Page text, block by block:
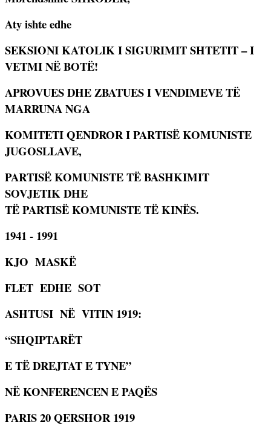
Aty ishte edhe
SEKSIONI KATOLIK I SIGURIMIT SHTETIT – I
VETMI NË BOTË!
APROVUES DHE ZBATUES I VENDIMEVE TË
MARRUNA NGA
KOMITETI QENDROR I PARTISË KOMUNISTE
JUGOSLLAVE,
PARTISË KOMUNISTE TË BASHKIMIT
SOVJETIK DHE
TË PARTISË KOMUNISTE TË KINËS.
1941 - 1991
KJO MASKË
FLET EDHE SOT
ASHTUSI NË VITIN 1919:
“SHQIPTARËT
E TË DREJTAT E TYNE”
NË KONFERENCEN E PAQËS
PARIS 20 QERSHOR 1919